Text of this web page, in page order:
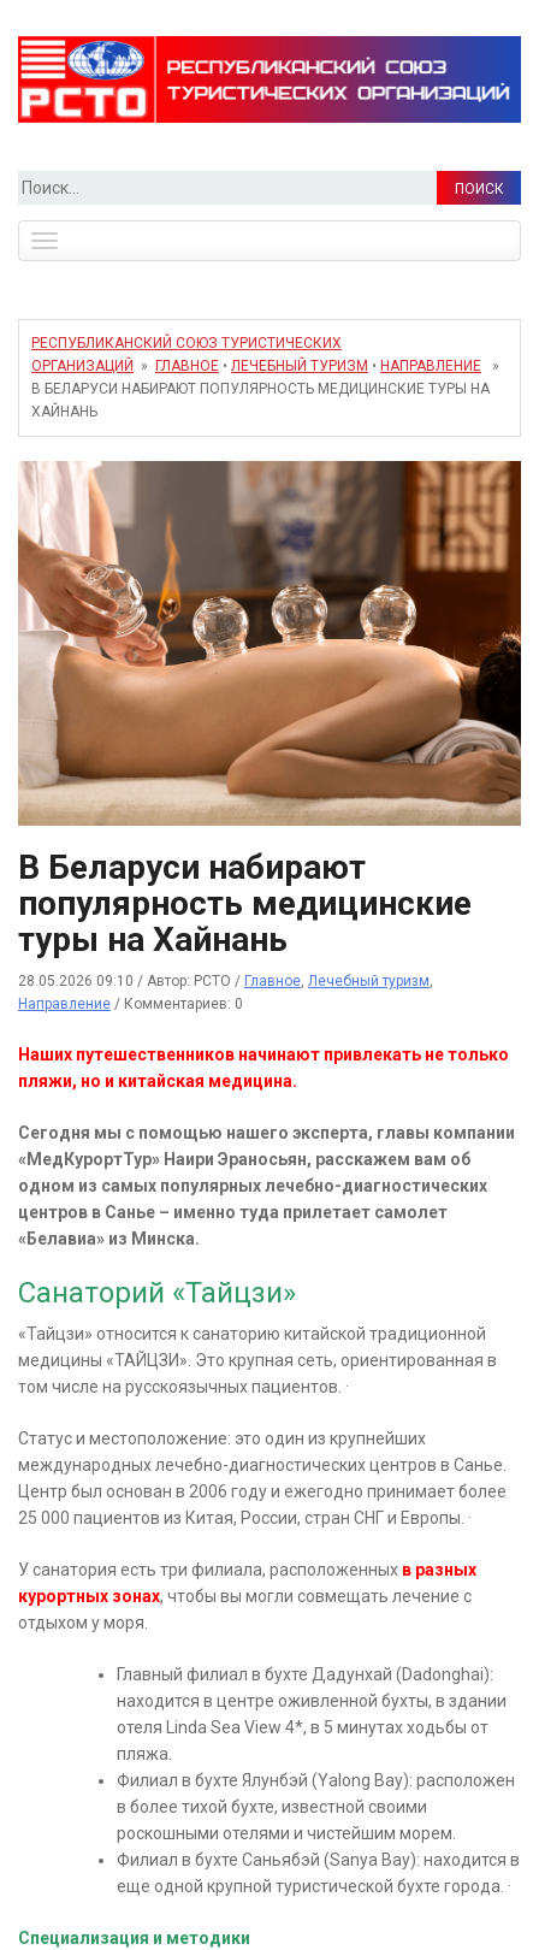
Найти:
navigation
РЕСПУБЛИКАНСКИЙ СОЮЗ ТУРИСТИЧЕСКИХ
ОРГАНИЗАЦИЙ
» ГЛАВНОЕ • ЛЕЧЕБНЫЙ ТУРИЗМ • НАПРАВЛЕНИЕ »
В БЕЛАРУСИ НАБИРАЮТ ПОПУЛЯРНОСТЬ МЕДИЦИНСКИЕ ТУРЫ НА
ХАЙНАНЬ
В Беларуси набирают
популярность медицинские
туры на Хайнань
28.05.2026 09:10 / Автор: РСТО / Главное, Лечебный туризм,
Направление / Комментариев: 0
Наших путешественников начинают привлекать не только
пляжи, но и китайская медицина.
Сегодня мы с помощью нашего эксперта, главы компании
«МедКурортТур» Наири Эраносьян, расскажем вам об
одном из самых популярных лечебно-диагностических
центров в Санье – именно туда прилетает самолет
«Белавиа» из Минска.
Санаторий «Тайцзи»
«Тайцзи» относится к санаторию китайской традиционной
медицины «ТАЙЦЗИ». Это крупная сеть, ориентированная в
том числе на русскоязычных пациентов. ·
Статус и местоположение: это один из крупнейших
международных лечебно-диагностических центров в Санье.
Центр был основан в 2006 году и ежегодно принимает более
25 000 пациентов из Китая, России, стран СНГ и Европы. ·
У санатория есть три филиала, расположенных в разных
курортных зонах, чтобы вы могли совмещать лечение с
отдыхом у моря.
Главный филиал в бухте Дадунхай (Dadonghai):
находится в центре оживленной бухты, в здании
отеля Linda Sea View 4*, в 5 минутах ходьбы от
пляжа.
Филиал в бухте Ялунбэй (Yalong Bay): расположен
в более тихой бухте, известной своими
роскошными отелями и чистейшим морем.
Филиал в бухте Саньябэй (Sanya Bay): находится в
еще одной крупной туристической бухте города. ·
Специализация и методики